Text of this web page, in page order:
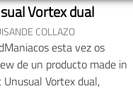
Vortex dual
COLLAZO
esta vez os
de un producto made in
Vortex dual,